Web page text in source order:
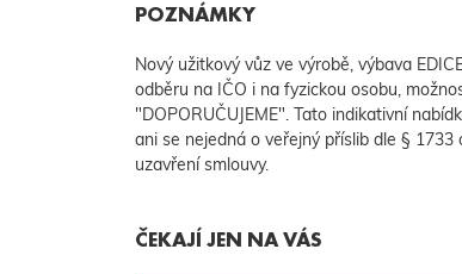
POZNÁMKY
Nový užitkový vůz ve výrobě, výbava
odběru na IČO i na fyzickou osobu,
"DOPORUČUJEME". Tato indikativní
ani se nejedná o veřejný příslib dle §
uzavření smlouvy.
ČEKAJÍ JEN NA VÁS